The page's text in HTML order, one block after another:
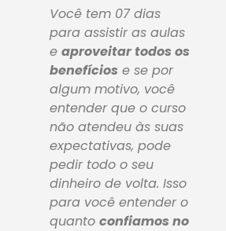
Você tem 07 dias
para assistir as aulas
e aproveitar todos os
benefícios e se por
algum motivo, você
entender que o curso
não atendeu às suas
expectativas, pode
pedir todo o seu
dinheiro de volta. Isso
para você entender o
quanto confiamos no